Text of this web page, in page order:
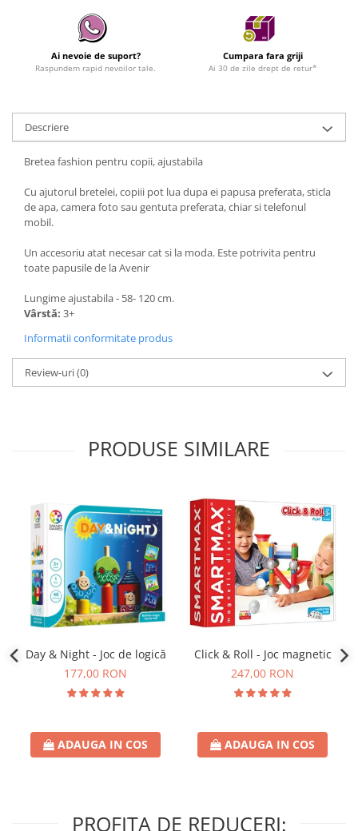
Ai nevoie de suport?
Raspundem rapid nevoilor tale.
Cumpara fara griji
Ai 30 de zile drept de retur*
Descriere
Bretea fashion pentru copii, ajustabila
Cu ajutorul bretelei, copiii pot lua dupa ei papusa preferata, sticla
de apa, camera foto sau gentuta preferata, chiar si telefonul
mobil.
Un accesoriu atat necesar cat si la moda. Este potrivita pentru
toate papusile de la Avenir
Lungime ajustabila - 58- 120 cm.
Vârstă: 3+
Informatii conformitate produs
Review-uri(0)
PRODUSE SIMILARE
Day & Night - Joc de logică
177,00 RON
ADAUGA IN COS
Click & Roll - Joc magnetic
247,00 RON
ADAUGA IN COS
PROFITA DE REDUCERI: